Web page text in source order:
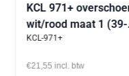
KCL 971+
wit/rood maat 1 (39-
42)
KCL-971+
€21,55 incl. btw